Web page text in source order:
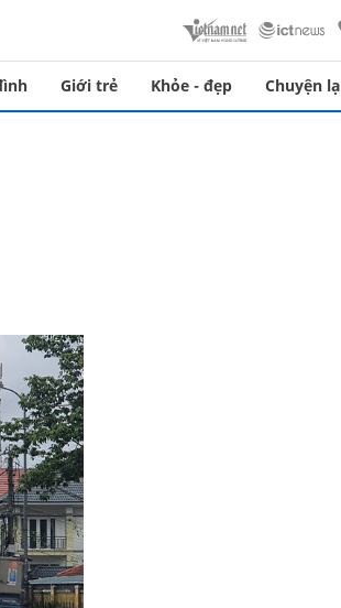
Giới trẻ Khỏe - đẹp Chuyện lạ